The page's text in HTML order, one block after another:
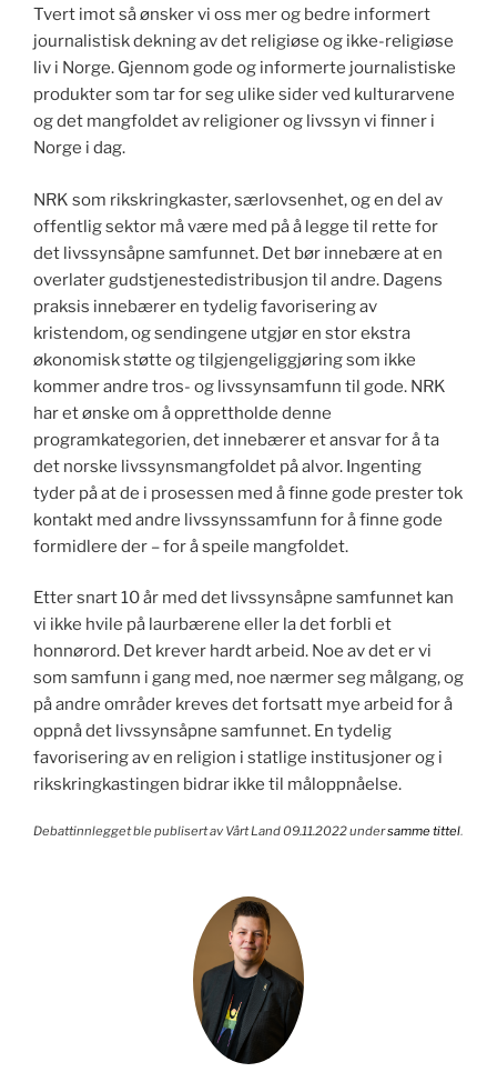
Tvert imot så ønsker vi oss mer og bedre informert
journalistisk dekning av det religiøse og ikke-religiøse
liv i Norge. Gjennom gode og informerte journalistiske
produkter som tar for seg ulike sider ved kulturarvene
og det mangfoldet av religioner og livssyn vi finner i
Norge i dag.
NRK som rikskringkaster, særlovsenhet, og en del av
offentlig sektor må være med på å legge til rette for
det livssynsåpne samfunnet. Det bør innebære at en
overlater gudstjenestedistribusjon til andre. Dagens
praksis innebærer en tydelig favorisering av
kristendom, og sendingene utgjør en stor ekstra
økonomisk støtte og tilgjengeliggjøring som ikke
kommer andre tros- og livssynsamfunn til gode. NRK
har et ønske om å opprettholde denne
programkategorien, det innebærer et ansvar for å ta
det norske livssynsmangfoldet på alvor. Ingenting
tyder på at de i prosessen med å finne gode prester tok
kontakt med andre livssynssamfunn for å finne gode
formidlere der – for å speile mangfoldet.
Etter snart 10 år med det livssynsåpne samfunnet kan
vi ikke hvile på laurbærene eller la det forbli et
honnørord. Det krever hardt arbeid. Noe av det er vi
som samfunn i gang med, noe nærmer seg målgang, og
på andre områder kreves det fortsatt mye arbeid for å
oppnå det livssynsåpne samfunnet. En tydelig
favorisering av en religion i statlige institusjoner og i
rikskringkastingen bidrar ikke til måloppnåelse.
Debattinnlegget ble publisert av Vårt Land 09.11.2022 undersamme tittel.